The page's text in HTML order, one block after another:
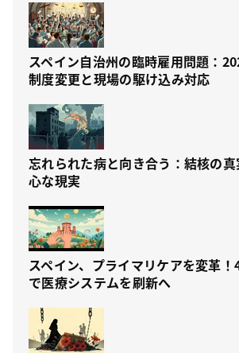
スペイン自治州の臨時雇用問題：
制度変更と現場の駆け込み対応
忘れられた病と向き合う：結核の
心な現実
スペイン、プライマリケアを変革
で医療システムを刷新へ